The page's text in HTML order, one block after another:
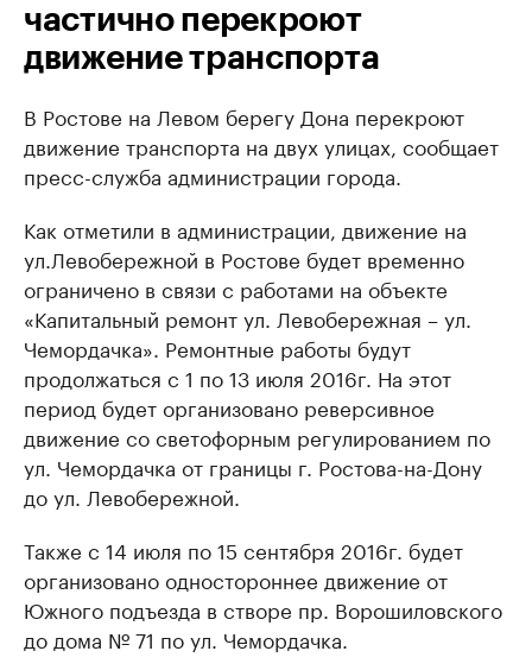
частично перекроют
движение транспорта
В Ростове на Левом берегу Дона перекроют
движение транспорта на двух улицах, сообщает
пресс-служба администрации города.
Как отметили в администрации, движение на
ул.Левобережной в Ростове будет временно
ограничено в связи с работами на объекте
«Капитальный ремонт ул. Левобережная – ул.
Чемордачка». Ремонтные работы будут
продолжаться с 1 по 13 июля 2016г. На этот
период будет организовано реверсивное
движение со светофорным регулированием по
ул. Чемордачка от границы г. Ростова-на-Дону
до ул. Левобережной.
Также с 14 июля по 15 сентября 2016г. будет
организовано одностороннее движение от
Южного подъезда в створе пр. Ворошиловского
до дома № 71 по ул. Чемордачка.